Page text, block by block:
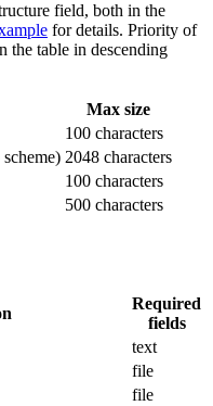
field, both in the
for details. Priority of
the table in descending
Max size
100 characters
2048 characters
100 characters
500 characters
Required
fields
text
file
file